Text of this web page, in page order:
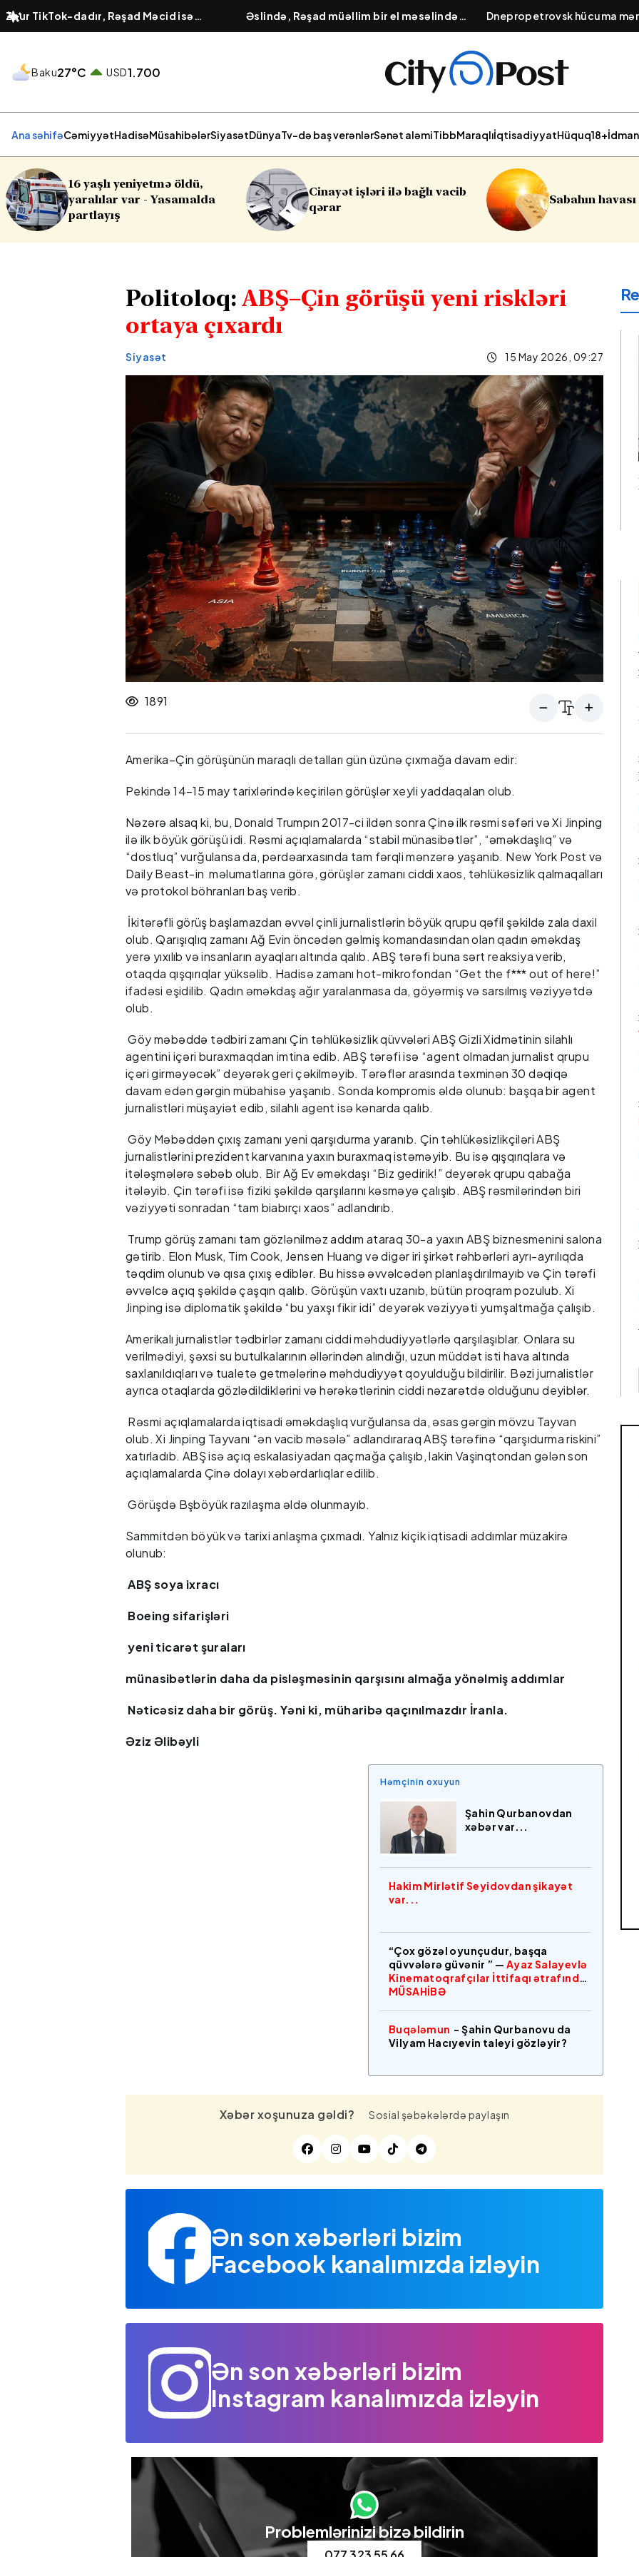
Zaur TikTok-dadır, Rəşad Məcid isə
tarixdə -Turan Etibaroğlu yazır…
Əslində, Rəşad müəllim bir el məsəlində
deyildiyi kimi:"Quşu gözündən vurmuşdu"
Dnepropetrovsk hücuma
Ölənlər var
Baku27°C USD1.700
Ana səhifəCəmiyyətHadisəMüsahibələrSiyasətDünyaTv-də baş verənlərSənət aləmiTibbMaraqlıİqtisadiyyatHüquq18+İdman
yeniyetmə öldü,
var - Yasamalda
Cinayət işləri ilə bağlı vacib
qərar
Sabahın havası açıqlanıb
Politoloq: ABŞ–Çin görüşü yeni riskləri
ortaya çıxardı
Siyasət 15 May 2026, 09:27
1891
Amerika–Çin görüşünün maraqlı detalları gün üzünə çıxmağa davam edir:
Pekində 14–15 may tarixlərində keçirilən görüşlər xeyli yaddaqalan olub.
Nəzərə alsaq ki, bu, Donald Trumpın 2017-ci ildən sonra Çinə ilk rəsmi səfəri və Xi Jinping
ilə ilk böyük görüşü idi. Rəsmi açıqlamalarda “stabil münasibətlər”, “əməkdaşlıq” və
“dostluq” vurğulansa da, pərdəarxasında tam fərqli mənzərə yaşanıb. New York Post və
Daily Beast-in məlumatlarına görə, görüşlər zamanı ciddi xaos, təhlükəsizlik qalmaqalları
və protokol böhranları baş verib.
İkitərəfli görüş başlamazdan əvvəl çinli jurnalistlərin böyük qrupu qəfil şəkildə zala daxil
olub. Qarışıqlıq zamanı Ağ Evin öncədən gəlmiş komandasından olan qadın əməkdaş
yerə yıxılıb və insanların ayaqları altında qalıb. ABŞ tərəfi buna sərt reaksiya verib,
otaqda qışqırıqlar yüksəlib. Hadisə zamanı hot-mikrofondan “Get the f*** out of here!”
ifadəsi eşidilib. Qadın əməkdaş ağır yaralanmasa da, göyərmiş və sarsılmış vəziyyətdə
olub.
Göy məbəddə tədbiri zamanı Çin təhlükəsizlik qüvvələri ABŞ Gizli Xidmətinin silahlı
agentini içəri buraxmaqdan imtina edib. ABŞ tərəfi isə “agent olmadan jurnalist qrupu
içəri girməyəcək” deyərək geri çəkilməyib. Tərəflər arasında təxminən 30 dəqiqə
davam edən gərgin mübahisə yaşanıb. Sonda kompromis əldə olunub: başqa bir agent
jurnalistləri müşayiət edib, silahlı agent isə kənarda qalıb.
Göy Məbəddən çıxış zamanı yeni qarşıdurma yaranıb. Çin təhlükəsizlikçiləri ABŞ
jurnalistlərini prezident karvanına yaxın buraxmaq istəməyib. Bu isə qışqırıqlara və
itələşmələrə səbəb olub. Bir Ağ Ev əməkdaşı “Biz gedirik!” deyərək qrupu qabağa
itələyib. Çin tərəfi isə fiziki şəkildə qarşılarını kəsməyə çalışıb. ABŞ rəsmilərindən biri
vəziyyəti sonradan “tam biabırçı xaos” adlandırıb.
Trump görüş zamanı tam gözlənilməz addım ataraq 30-a yaxın ABŞ biznesmenini salona
gətirib. Elon Musk, Tim Cook, Jensen Huang və digər iri şirkət rəhbərləri ayrı-ayrılıqda
təqdim olunub və qısa çıxış ediblər. Bu hissə əvvəlcədən planlaşdırılmayıb və Çin tərəfi
əvvəlcə açıq şəkildə çaşqın qalıb. Görüşün vaxtı uzanıb, bütün proqram pozulub. Xi
Jinping isə diplomatik şəkildə “bu yaxşı fikir idi” deyərək vəziyyəti yumşaltmağa çalışıb.
Amerikalı jurnalistlər tədbirlər zamanı ciddi məhdudiyyətlərlə qarşılaşıblar. Onlara su
verilmədiyi, şəxsi su butulkalarının əllərindən alındığı, uzun müddət isti hava altında
saxlanıldıqları və tualetə getmələrinə məhdudiyyət qoyulduğu bildirilir. Bəzi jurnalistlər
ayrıca otaqlarda gözlədildiklərini və hərəkətlərinin ciddi nəzarətdə olduğunu deyiblər.
Rəsmi açıqlamalarda iqtisadi əməkdaşlıq vurğulansa da, əsas gərgin mövzu Tayvan
olub. Xi Jinping Tayvanı “ən vacib məsələ” adlandıraraq ABŞ tərəfinə “qarşıdurma riskini”
xatırladıb. ABŞ isə açıq eskalasiyadan qaçmağa çalışıb, lakin Vaşinqtondan gələn son
açıqlamalarda Çinə dolayı xəbərdarlıqlar edilib.
Görüşdə Bşböyük razılaşma əldə olunmayıb.
Sammitdən böyük və tarixi anlaşma çıxmadı. Yalnız kiçik iqtisadi addımlar müzakirə
olunub:
ABŞ soya ixracı
Boeing sifarişləri
yeni ticarət şuraları
münasibətlərin daha da pisləşməsinin qarşısını almağa yönəlmiş addımlar
Nəticəsiz daha bir görüş. Yəni ki, müharibə qaçınılmazdır İranla.
Əziz Əlibəyli
Həmçinin oxuyun
Şahin Qurbanovdan
xəbər var...
Hakim Mirlətif Seyidovdan şikayət
var...
“Çox gözəl oyunçudur, başqa
qüvvələrə güvənir ” — Ayaz Salayevlə
Kinematoqrafçılar İttifaqı ətrafında
MÜSAHİBƏ
Buqələmun - Şahin Qurbanovu da
Vilyam Hacıyevin taleyi gözləyir?
Xəbər xoşunuza gəldi? Sosial şəbəkələrdə paylaşın
Ən son xəbərləri bizim
Facebook kanalımızda izləyin
Ən son xəbərləri bizim
Instagram kanalımızda izləyin
Problemlərinizi bizə bildirin
avtoxuliqanlıq edən iki
Ağdərədə mina
hadisəsi baş verib
Neft qiymətləri 5 %-
çox aşağı düşüb